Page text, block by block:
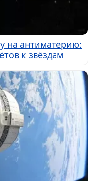
на антиматерию:
к звёздам